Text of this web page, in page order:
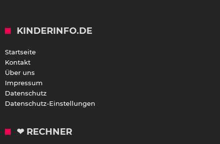
KINDERINFO.DE
Startseite
Kontakt
Über uns
Impressum
Datenschutz
Datenschutz-Einstellungen
❤ RECHNER